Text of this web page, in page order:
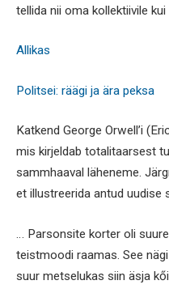
tellida nii oma kollektiivile kui
Allikas
Politsei: räägi ja ära peksa
Katkend George Orwell’i
mis kirjeldab totalitaarsest
sammhaaval läheneme.
et illustreerida antud uudise
… Parsonsite korter oli
teistmoodi raamas. See
suur metselukas siin äsja